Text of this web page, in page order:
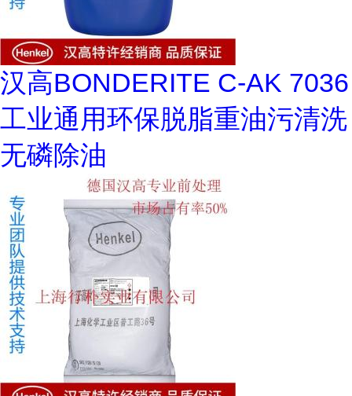
汉高BONDERITE C-AK 7036
工业通用环保脱脂重油污清洗
无磷除油